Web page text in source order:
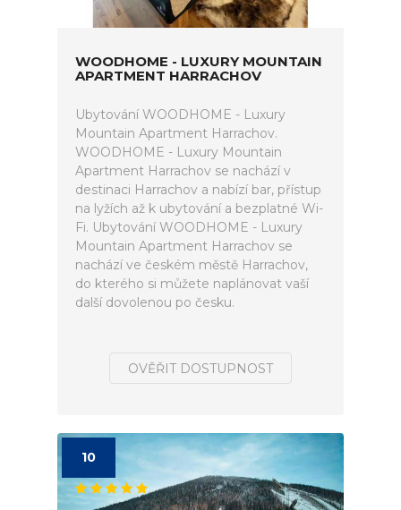
WOODHOME - LUXURY MOUNTAIN
APARTMENT HARRACHOV
Ubytování WOODHOME - Luxury
Mountain Apartment Harrachov.
WOODHOME - Luxury Mountain
Apartment Harrachov se nachází v
destinaci Harrachov a nabízí bar, přístup
na lyžích až k ubytování a bezplatné Wi-
Fi. Ubytování WOODHOME - Luxury
Mountain Apartment Harrachov se
nachází ve českém městě Harrachov,
do kterého si můžete naplánovat vaší
další dovolenou po česku.
OVĚŘIT DOSTUPNOST
10